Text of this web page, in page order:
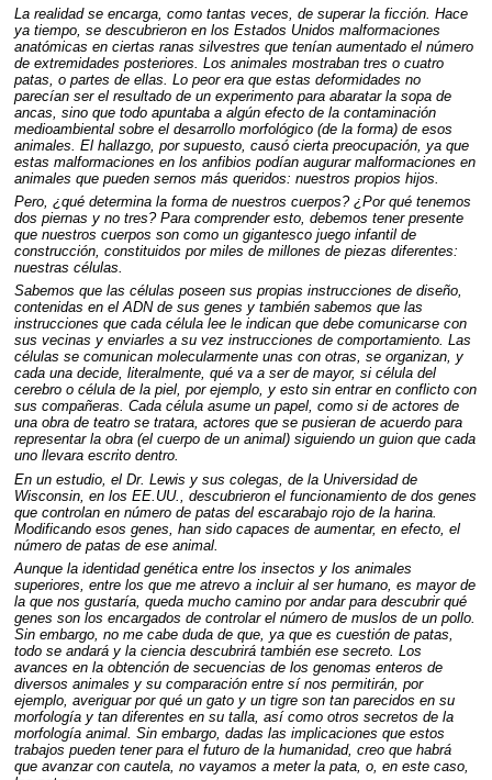
La realidad se encarga, como tantas veces, de superar la ficción. Hace
ya tiempo, se descubrieron en los Estados Unidos malformaciones
anatómicas en ciertas ranas silvestres que tenían aumentado el número
de extremidades posteriores. Los animales mostraban tres o cuatro
patas, o partes de ellas. Lo peor era que estas deformidades no
parecían ser el resultado de un experimento para abaratar la sopa de
ancas, sino que todo apuntaba a algún efecto de la contaminación
medioambiental sobre el desarrollo morfológico (de la forma) de esos
animales. El hallazgo, por supuesto, causó cierta preocupación, ya que
estas malformaciones en los anfibios podían augurar malformaciones en
animales que pueden sernos más queridos: nuestros propios hijos.
Pero, ¿qué determina la forma de nuestros cuerpos? ¿Por qué tenemos
dos piernas y no tres? Para comprender esto, debemos tener presente
que nuestros cuerpos son como un gigantesco juego infantil de
construcción, constituidos por miles de millones de piezas diferentes:
nuestras células.
Sabemos que las células poseen sus propias instrucciones de diseño,
contenidas en elADNde sus genes y también sabemos que las
instrucciones que cada célula lee le indican que debe comunicarse con
sus vecinas y enviarles a su vez instrucciones de comportamiento. Las
células se comunican molecularmente unas con otras, se organizan, y
cada una decide, literalmente, qué va a ser de mayor, si célula del
cerebro o célula de la piel, por ejemplo, y esto sin entrar en conflicto con
sus compañeras. Cada célula asume un papel, como si de actores de
una obra de teatro se tratara, actores que se pusieran de acuerdo para
representar la obra (el cuerpo de un animal) siguiendo un guion que cada
uno llevara escrito dentro.
En un estudio, el Dr. Lewis y sus colegas, de la Universidad de
Wisconsin, en los EE.UU., descubrieron el funcionamiento de dos genes
que controlan en número de patas del escarabajo rojo de la harina.
Modificando esos genes, han sido capaces de aumentar, en efecto, el
número de patas de ese animal.
Aunque la identidad genética entre los insectos y los animales
superiores, entre los que me atrevo a incluir al ser humano, es mayor de
la que nos gustaría, queda mucho camino por andar para descubrir qué
genes son los encargados de controlar el número de muslos de un pollo.
Sin embargo, no me cabe duda de que, ya que es cuestión de patas,
todo se andará y la ciencia descubrirá también ese secreto. Los
avances en la obtención de secuencias de los genomas enteros de
diversos animales y su comparación entre sí nos permitirán, por
ejemplo, averiguar por qué un gato y un tigre son tan parecidos en su
morfología y tan diferentes en su talla, así como otros secretos de la
morfología animal. Sin embargo, dadas las implicaciones que estos
trabajos pueden tener para el futuro de la humanidad, creo que habrá
que avanzar con cautela, no vayamos a meter la pata, o, en este caso,